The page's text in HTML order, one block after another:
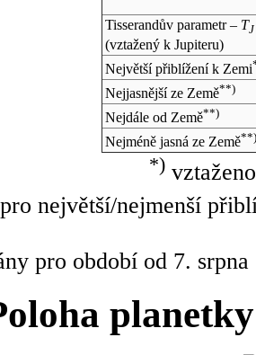
Tisserandův parametr – TJ
(vztažený k Jupiteru)
Největší přiblížení k Zemi
Nejjasnější ze Země**)
Nejdále od Země**)
Nejméně jasná ze Země**)
*)
největší/nejmenší
pro období od 7.